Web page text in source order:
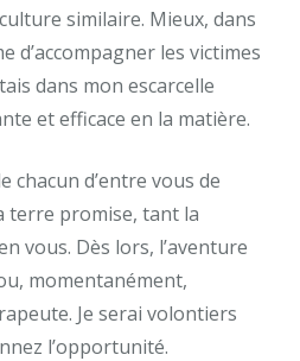
similaire. Mieux, dans
d’accompagner les victimes
dans mon escarcelle
et efficace en la matière.
chacun d’entre vous de
terre promise, tant la
vous. Dès lors, l’aventure
momentanément,
Je serai volontiers
l’opportunité.